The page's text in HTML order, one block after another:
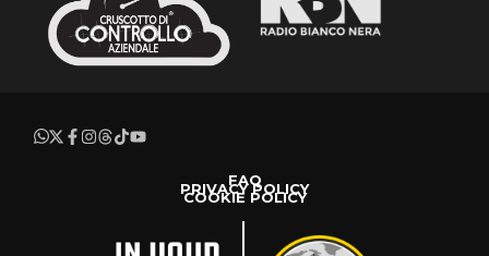
FAQ
PRIVACY POLICY
COOKIE POLICY